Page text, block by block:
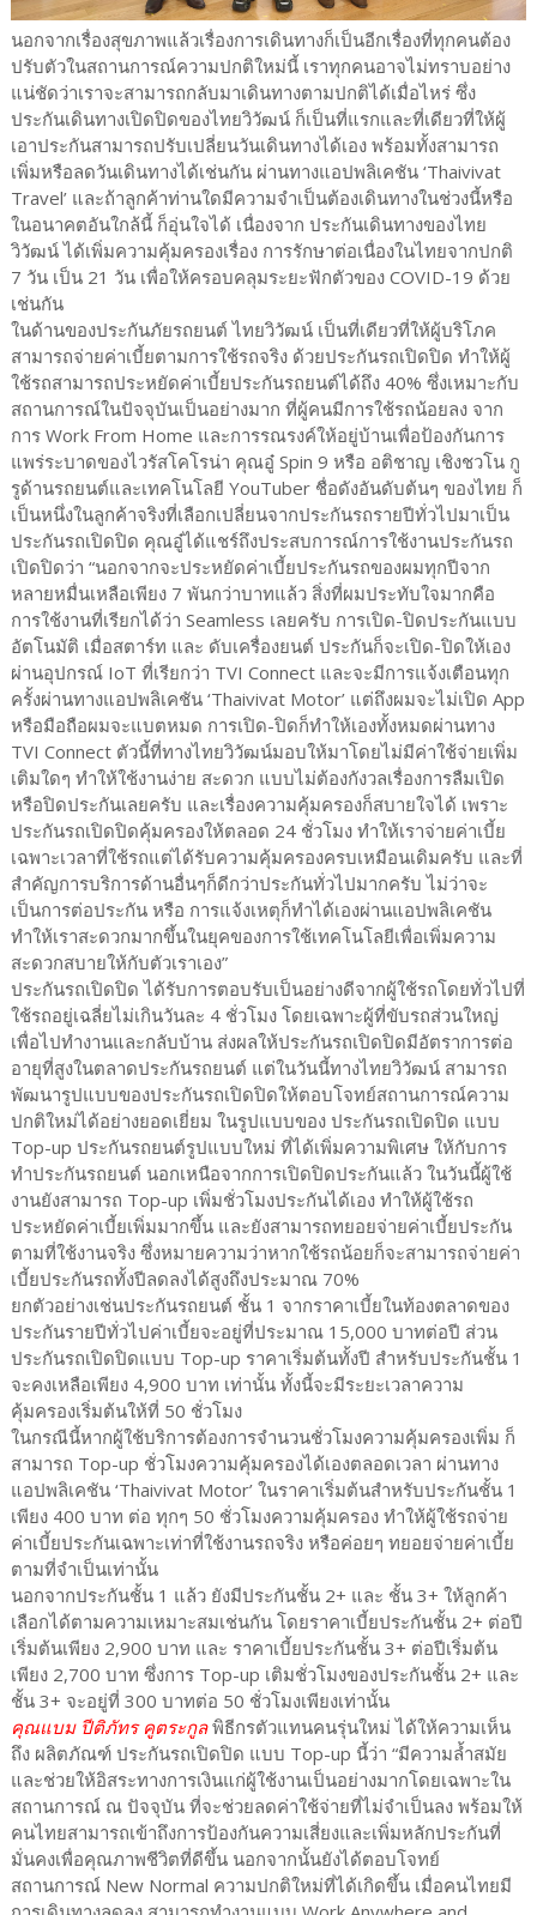
นอกจากเรื่องสุขภาพแล้วเรื่องการเดินทางก็เป็นอีกเรื่องที่ทุกคนต้อง
ปรับตัวในสถานการณ์ความปกติใหม่นี้ เราทุกคนอาจไม่ทราบอย่าง
แน่ชัดว่าเราจะสามารถกลับมาเดินทางตามปกติได้เมื่อไหร่ ซึ่ง
ประกันเดินทางเปิดปิดของไทยวิวัฒน์ ก็เป็นที่แรกและที่เดียวที่ให้ผู้
เอาประกันสามารถปรับเปลี่ยนวันเดินทางได้เอง พร้อมทั้งสามารถ
เพิ่มหรือลดวันเดินทางได้เช่นกัน ผ่านทางแอปพลิเคชัน ‘Thaivivat
Travel’ และถ้าลูกค้าท่านใดมีความจำเป็นต้องเดินทางในช่วงนี้หรือ
ในอนาคตอันใกล้นี้ ก็อุ่นใจได้ เนื่องจาก ประกันเดินทางของไทย
วิวัฒน์ ได้เพิ่มความคุ้มครองเรื่อง การรักษาต่อเนื่องในไทยจากปกติ
7 วัน เป็น 21 วัน เพื่อให้ครอบคลุมระยะฟักตัวของ COVID-19 ด้วย
เช่นกัน
ในด้านของประกันภัยรถยนต์ ไทยวิวัฒน์ เป็นที่เดียวที่ให้ผู้บริโภค
สามารถจ่ายค่าเบี้ยตามการใช้รถจริง ด้วยประกันรถเปิดปิด ทำให้ผู้
ใช้รถสามารถประหยัดค่าเบี้ยประกันรถยนต์ได้ถึง 40% ซึ่งเหมาะกับ
สถานการณ์ในปัจจุบันเป็นอย่างมาก ที่ผู้คนมีการใช้รถน้อยลง จาก
การ Work From Home และการรณรงค์ให้อยู่บ้านเพื่อป้องกันการ
แพร่ระบาดของไวรัสโคโรน่า คุณอู๋ Spin 9 หรือ อติชาญ เชิงชวโน กู
รูด้านรถยนต์และเทคโนโลยี YouTuber ชื่อดังอันดับต้นๆ ของไทย ก็
เป็นหนึ่งในลูกค้าจริงที่เลือกเปลี่ยนจากประกันรถรายปีทั่วไปมาเป็น
ประกันรถเปิดปิด คุณอู๋ได้แชร์ถึงประสบการณ์การใช้งานประกันรถ
เปิดปิดว่า “นอกจากจะประหยัดค่าเบี้ยประกันรถของผมทุกปีจาก
หลายหมื่นเหลือเพียง 7 พันกว่าบาทแล้ว สิ่งที่ผมประทับใจมากคือ
การใช้งานที่เรียกได้ว่า Seamless เลยครับ การเปิด-ปิดประกันแบบ
อัตโนมัติ เมื่อสตาร์ท และ ดับเครื่องยนต์ ประกันก็จะเปิด-ปิดให้เอง
ผ่านอุปกรณ์ IoT ที่เรียกว่า TVI Connect และจะมีการแจ้งเตือนทุก
ครั้งผ่านทางแอปพลิเคชัน ‘Thaivivat Motor’ แต่ถึงผมจะไม่เปิด App
หรือมือถือผมจะแบตหมด การเปิด-ปิดก็ทำให้เองทั้งหมดผ่านทาง
TVI Connect ตัวนี้ที่ทางไทยวิวัฒน์มอบให้มาโดยไม่มีค่าใช้จ่ายเพิ่ม
เติมใดๆ ทำให้ใช้งานง่าย สะดวก แบบไม่ต้องกังวลเรื่องการลืมเปิด
หรือปิดประกันเลยครับ และเรื่องความคุ้มครองก็สบายใจได้ เพราะ
ประกันรถเปิดปิดคุ้มครองให้ตลอด 24 ชั่วโมง ทำให้เราจ่ายค่าเบี้ย
เฉพาะเวลาที่ใช้รถแต่ได้รับความคุ้มครองครบเหมือนเดิมครับ และที่
สำคัญการบริการด้านอื่นๆก็ดีกว่าประกันทั่วไปมากครับ ไม่ว่าจะ
เป็นการต่อประกัน หรือ การแจ้งเหตุก็ทำได้เองผ่านแอปพลิเคชัน
ทำให้เราสะดวกมากขึ้นในยุคของการใช้เทคโนโลยีเพื่อเพิ่มความ
สะดวกสบายให้กับตัวเราเอง”
ประกันรถเปิดปิด ได้รับการตอบรับเป็นอย่างดีจากผู้ใช้รถโดยทั่วไปที่
ใช้รถอยู่เฉลี่ยไม่เกินวันละ 4 ชั่วโมง โดยเฉพาะผู้ที่ขับรถส่วนใหญ่
เพื่อไปทำงานและกลับบ้าน ส่งผลให้ประกันรถเปิดปิดมีอัตราการต่อ
อายุที่สูงในตลาดประกันรถยนต์ แต่ในวันนี้ทางไทยวิวัฒน์ สามารถ
พัฒนารูปแบบของประกันรถเปิดปิดให้ตอบโจทย์สถานการณ์ความ
ปกติใหม่ได้อย่างยอดเยี่ยม ในรูปแบบของ ประกันรถเปิดปิด แบบ
Top-up ประกันรถยนต์รูปแบบใหม่ ที่ได้เพิ่มความพิเศษ ให้กับการ
ทำประกันรถยนต์ นอกเหนือจากการเปิดปิดประกันแล้ว ในวันนี้ผู้ใช้
งานยังสามารถ Top-up เพิ่มชั่วโมงประกันได้เอง ทำให้ผู้ใช้รถ
ประหยัดค่าเบี้ยเพิ่มมากขึ้น และยังสามารถทยอยจ่ายค่าเบี้ยประกัน
ตามที่ใช้งานจริง ซึ่งหมายความว่าหากใช้รถน้อยก็จะสามารถจ่ายค่า
เบี้ยประกันรถทั้งปีลดลงได้สูงถึงประมาณ 70%
ยกตัวอย่างเช่นประกันรถยนต์ ชั้น 1 จากราคาเบี้ยในท้องตลาดของ
ประกันรายปีทั่วไปค่าเบี้ยจะอยู่ที่ประมาณ 15,000 บาทต่อปี ส่วน
ประกันรถเปิดปิดแบบ Top-up ราคาเริ่มต้นทั้งปี สำหรับประกันชั้น 1
จะคงเหลือเพียง 4,900 บาท เท่านั้น ทั้งนี้จะมีระยะเวลาความ
คุ้มครองเริ่มต้นให้ที่ 50 ชั่วโมง
ในกรณีนี้หากผู้ใช้บริการต้องการจำนวนชั่วโมงความคุ้มครองเพิ่ม ก็
สามารถ Top-up ชั่วโมงความคุ้มครองได้เองตลอดเวลา ผ่านทาง
แอปพลิเคชัน ‘Thaivivat Motor’ ในราคาเริ่มต้นสำหรับประกันชั้น 1
เพียง 400 บาท ต่อ ทุกๆ 50 ชั่วโมงความคุ้มครอง ทำให้ผู้ใช้รถจ่าย
ค่าเบี้ยประกันเฉพาะเท่าที่ใช้งานรถจริง หรือค่อยๆ ทยอยจ่ายค่าเบี้ย
ตามที่จำเป็นเท่านั้น
นอกจากประกันชั้น 1 แล้ว ยังมีประกันชั้น 2+ และ ชั้น 3+ ให้ลูกค้า
เลือกได้ตามความเหมาะสมเช่นกัน โดยราคาเบี้ยประกันชั้น 2+ ต่อปี
เริ่มต้นเพียง 2,900 บาท และ ราคาเบี้ยประกันชั้น 3+ ต่อปีเริ่มต้น
เพียง 2,700 บาท ซึ่งการ Top-up เติมชั่วโมงของประกันชั้น 2+ และ
ชั้น 3+ จะอยู่ที่ 300 บาทต่อ 50 ชั่วโมงเพียงเท่านั้น
คุณแบม ปีติภัทร คูตระกูลพิธีกรตัวแทนคนรุ่นใหม่ ได้ให้ความเห็น
ถึง ผลิตภัณฑ์ ประกันรถเปิดปิด แบบ Top-up นี้ว่า “มีความล้ำสมัย
และช่วยให้อิสระทางการเงินแก่ผู้ใช้งานเป็นอย่างมากโดยเฉพาะใน
สถานการณ์ ณ ปัจจุบัน ที่จะช่วยลดค่าใช้จ่ายที่ไม่จำเป็นลง พร้อมให้
คนไทยสามารถเข้าถึงการป้องกันความเสี่ยงและเพิ่มหลักประกันที่
มั่นคงเพื่อคุณภาพชีวิตที่ดีขึ้น นอกจากนั้นยังได้ตอบโจทย์
สถานการณ์ New Normal ความปกติใหม่ที่ได้เกิดขึ้น เมื่อคนไทยมี